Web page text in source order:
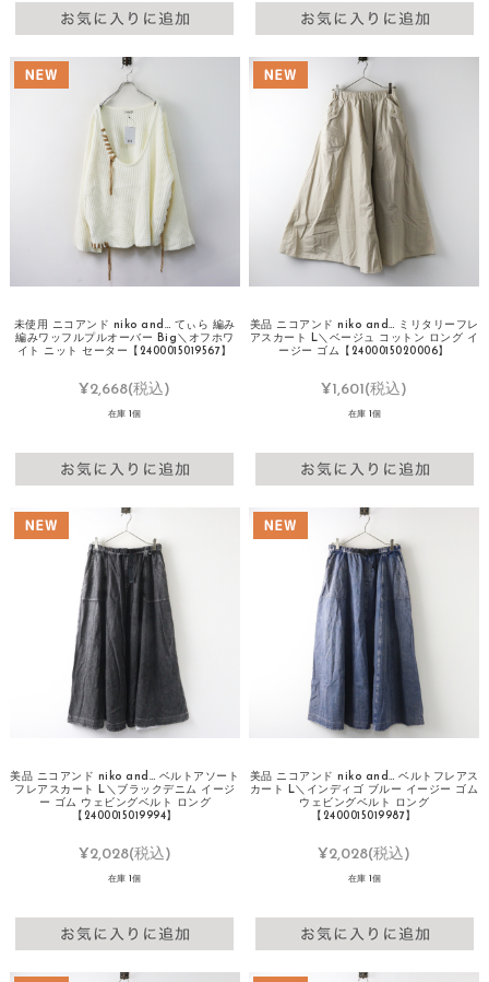
未使用 ニコアンド niko and… てぃら 編み
編みワッフルプルオーバー Big＼オフホワ
イト ニット セーター【2400015019567】
¥2,668(税込)
在庫 1個
美品 ニコアンド niko and… ミリタリーフレ
アスカート L＼ベージュ コットン ロング イ
ージー ゴム【2400015020006】
¥1,601(税込)
在庫 1個
美品 ニコアンド niko and… ベルトアソート
フレアスカート L＼ブラックデニム イージ
ー ゴム ウェビングベルト ロング
【2400015019994】
¥2,028(税込)
在庫 1個
美品 ニコアンド niko and… ベルトフレアス
カート L＼インディゴ ブルー イージー ゴム
ウェビングベルト ロング
【2400015019987】
¥2,028(税込)
在庫 1個